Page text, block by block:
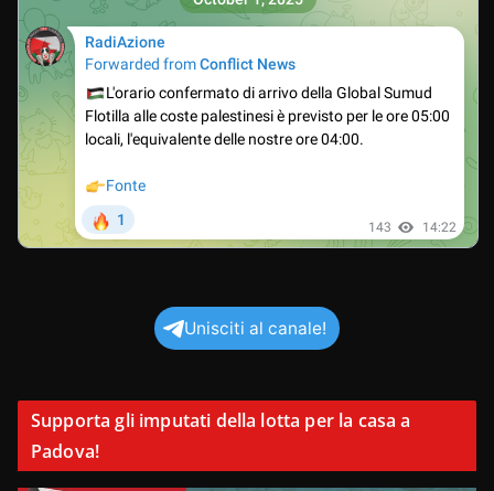
Unisciti al canale!
Supporta gli imputati della lotta per la casa a
Padova!